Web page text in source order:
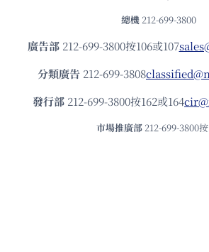
總機 212-699-3800
廣告部212-699-3800按106或107
分類廣告 212-699-3808
發⾏部 212-699-3800按162或164
市場推廣部 212-699-3800按